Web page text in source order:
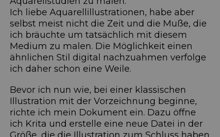
Ich liebe Aquarellillustrationen, habe aber
selbst meist nicht die Zeit und die Muße, die
ich bräuchte um tatsächlich mit diesem
Medium zu malen. Die Möglichkeit einen
ähnlichen Stil digital nachzuahmen verfolge
ich daher schon eine Weile.
Bevor ich nun wie, bei einer klassischen
Illustration mit der Vorzeichnung beginne,
richte ich mein Dokument ein. Dazu öffne
ich Krita und erstelle eine neue Datei in der